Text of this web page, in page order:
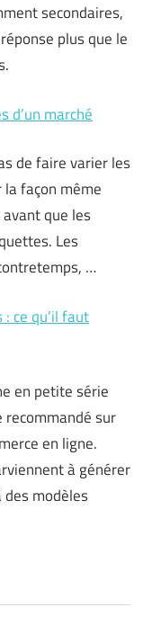
secondaires,
plus que le
d’un marché
de faire varier les
façon même
que les
Les
…
ce qu’il faut
en petite série
sur
en ligne.
à générer
modèles